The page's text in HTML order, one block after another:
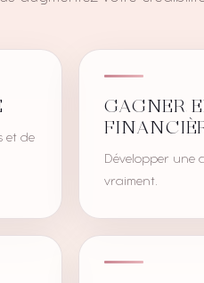
et de
GAGNER
Développer une
vraiment.